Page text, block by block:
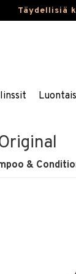
Täydellisiä
&